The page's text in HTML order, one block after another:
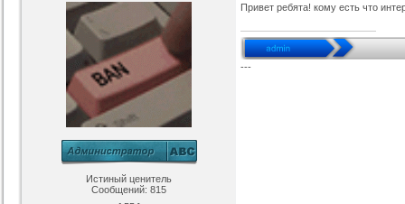
музыкальной
на движке
Шаблон для Ucoz : Irene
Категория :
Категория :Игровые
Истиный ценитель
Сообщений: 815
Привет ребята! кому есть что
---